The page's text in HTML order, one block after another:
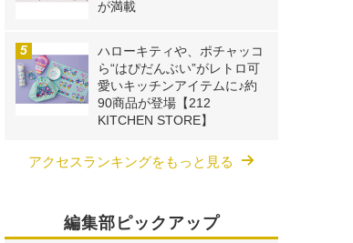
が満載
ハローキティや、ポチャッコ
ら“はぴだんぶい”がレトロ可
愛いキッチンアイテムに♪約
90商品が登場【212
KITCHEN STORE】
アクセスランキングをもっと見る
編集部ピックアップ